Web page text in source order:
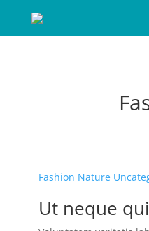
Fashion Nature
Ut neque